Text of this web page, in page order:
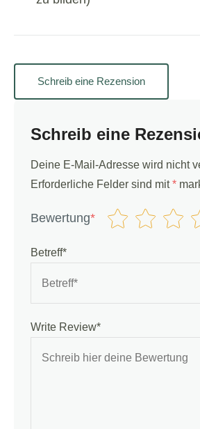
Schreib eine Rezension
Schreib eine
Deine E-Mail-Adresse wird nicht
Erforderliche Felder sind mit*
Bewertung*
Betreff*
Write Review*